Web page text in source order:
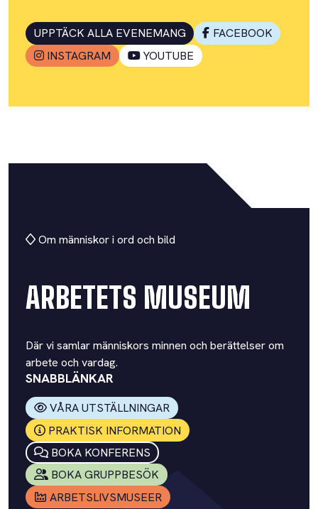
UPPTÄCK ALLA EVENEMANG
FACEBOOK
INSTAGRAM
YOUTUBE
Om människor i ord och bild
ARBETETS MUSEUM
Där vi samlar människors minnen och berättelser om
arbete och vardag.
SNABBLÄNKAR
VÅRA UTSTÄLLNINGAR
PRAKTISK INFORMATION
BOKA KONFERENS
BOKA GRUPPBESÖK
ARBETSLIVSMUSEER